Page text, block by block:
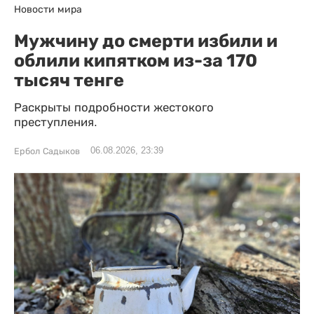
Новости мира
Мужчину до смерти избили и
облили кипятком из-за 170
тысяч тенге
Раскрыты подробности жестокого
преступления.
Ербол Садыков 06.08.2026, 23:39